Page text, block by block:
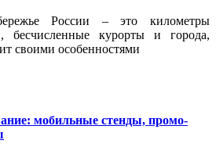
России – это километры
бесчисленные курорты и города,
своими особенностями
мобильные стенды, промо-